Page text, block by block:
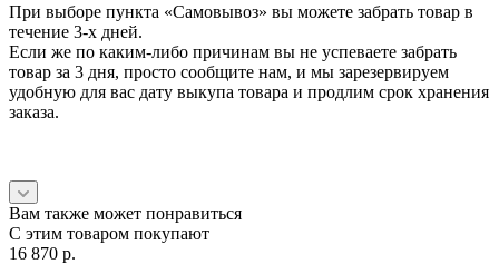
При выборе пункта «Самовывоз» вы можете забрать товар в
течение 3-х дней.
Если же по каким-либо причинам вы не успеваете забрать
товар за 3 дня, просто сообщите нам, и мы зарезервируем
удобную для вас дату выкупа товара и продлим срок хранения
заказа.
Вам также может понравиться
С этим товаром покупают
16 870 p.